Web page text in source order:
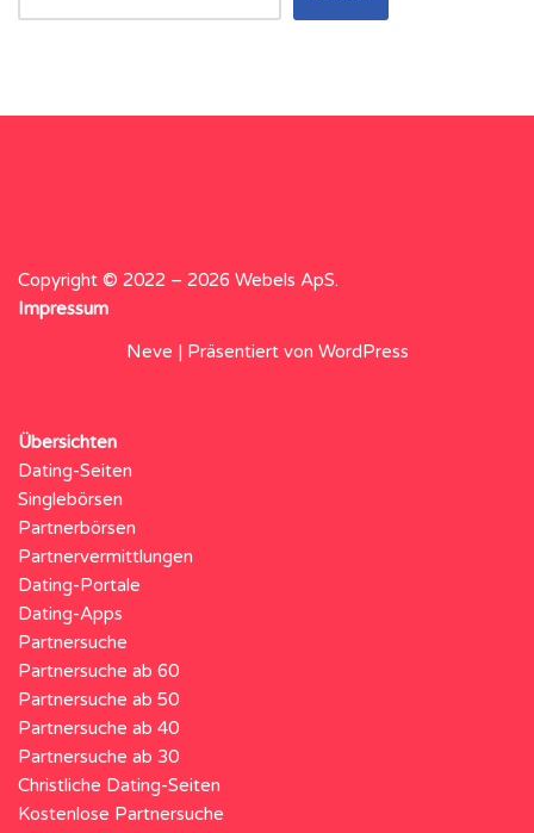
Copyright © 2022 – 2026 Webels ApS.
Impressum
Neve | Präsentiert von WordPress
Übersichten
Dating-Seiten
Singlebörsen
Partnerbörsen
Partnervermittlungen
Dating-Portale
Dating-Apps
Partnersuche
Partnersuche ab 60
Partnersuche ab 50
Partnersuche ab 40
Partnersuche ab 30
Christliche Dating-Seiten
Kostenlose Partnersuche